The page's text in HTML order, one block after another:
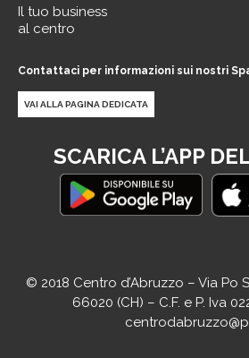
Il tuo business
al centro
Contattaci per informazioni sui nostri
VAI ALLA PAGINA DEDICATA
SCARICA L’APP
© 2018 Centro d’Abruzzo – Via Po
66020 (CH) – C.F. e P. Iva